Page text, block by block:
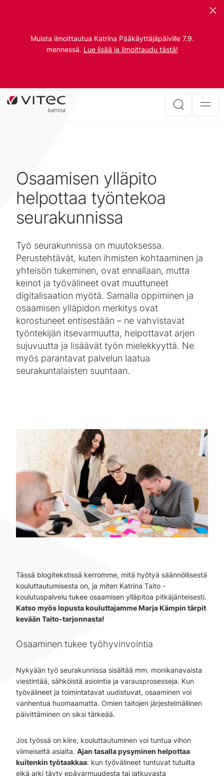
Muista ilmoittautua Katrina Pääkäyttäjäpäiville 7.9.
mennessä. Lue lisää ja ilmoittaudu tästä!
Osaamisen ylläpito
helpottaa työntekoa
seurakunnissa
Työ seurakunnissa on muutoksessa.
Perustehtävät, kuten ihmisten kohtaaminen ja
yhteisön tukeminen, ovat ennallaan, mutta
keinot ja työvälineet ovat muuttuneet
digitalisaation myötä. Samalla oppiminen ja
osaamisen ylläpidon merkitys ovat
korostuneet entisestään – ne vahvistavat
työntekijän itsevarmuutta, helpottavat arjen
sujuvuutta ja lisäävät työn mielekkyyttä. Ne
myös parantavat palvelun laatua
seurakuntalaisten suuntaan.
Tässä blogitekstissä kerromme, mitä hyötyä säännöllisestä
kouluttautumisesta on, ja miten Katrina Taito -
koulutuspalvelu tukee osaamisen ylläpitoa pitkäjänteisesti.
Katso myös lopusta kouluttajamme Marja Kämpin tärpit
kevään Taito-tarjonnasta!
Osaaminen tukee työhyvinvointia
Nykyään työ seurakunnissa sisältää mm. monikanavaista
viestintää, sähköistä asiointia ja varausprosesseja. Kun
työvälineet ja toimintatavat uudistuvat, osaaminen voi
vanhentua huomaamatta. Omien taitojen järjestelmällinen
päivittäminen on siksi tärkeää.
Jos työssä on kiire, kouluttautuminen voi tuntua vihon
viimeiseltä asialta. Ajan tasalla pysyminen helpottaa
kuitenkin työtaakkaa: kun työvälineet tuntuvat tutuilta
eikä arki täyty epävarmuudesta tai jatkuvasta